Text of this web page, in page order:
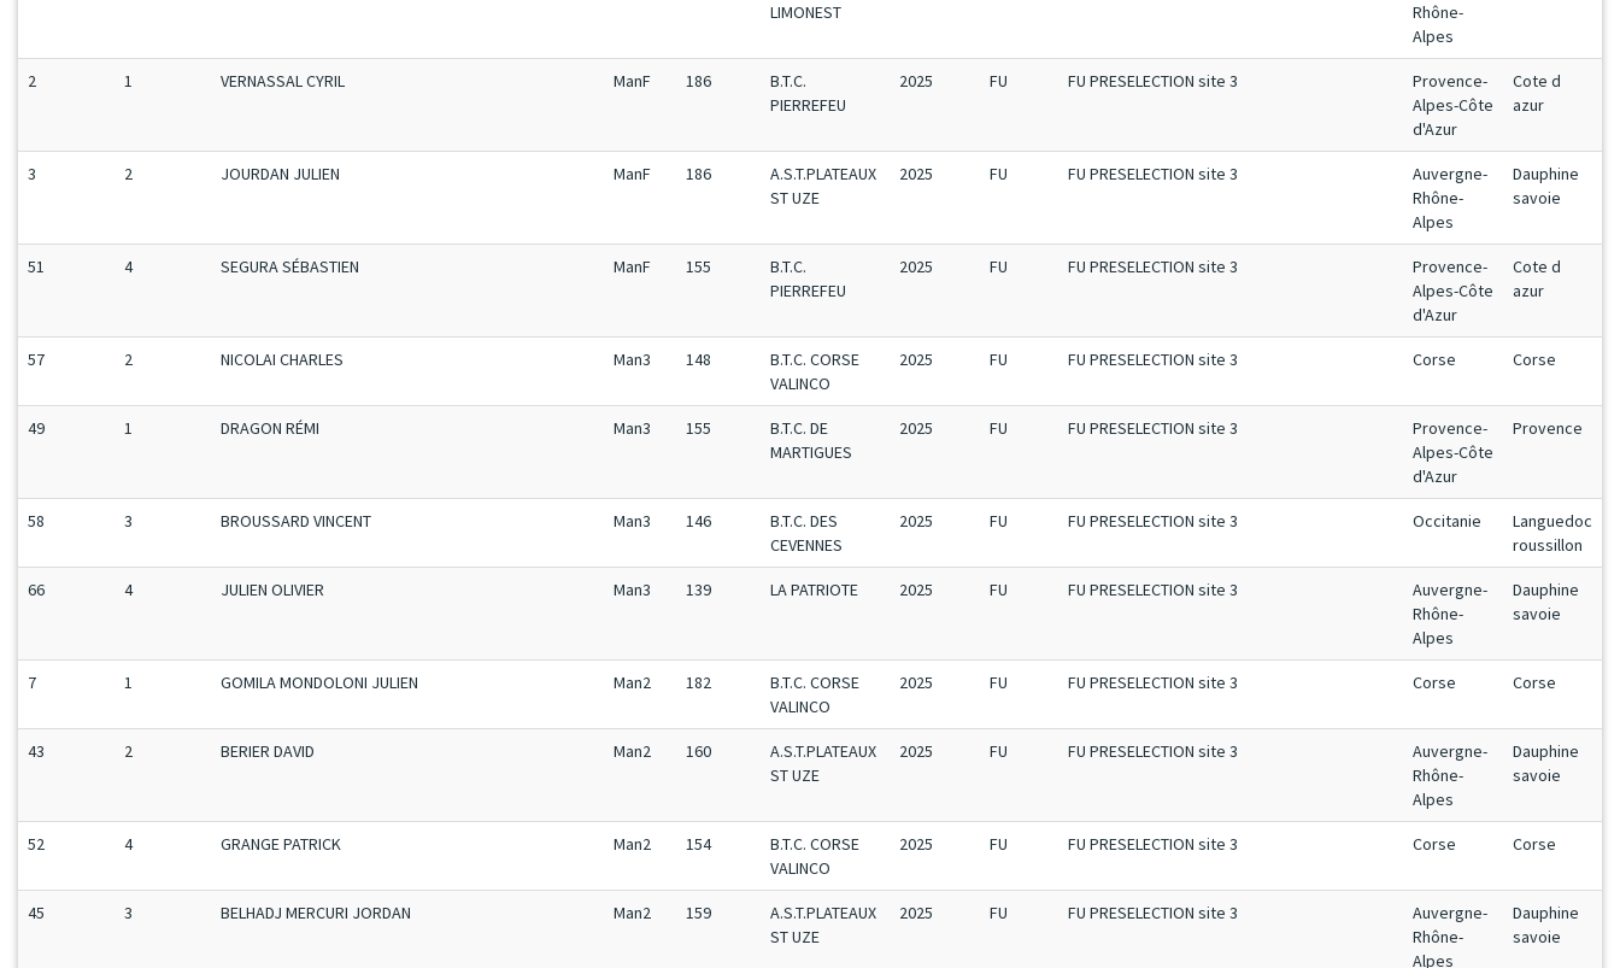
LIMONEST
Rhône-
Alpes
2 1 VERNASSAL CYRIL ManF 186
B.T.C.
PIERREFEU
2025 FU FU PRESELECTION site 3
Provence-
Alpes-Côte
d'Azur
Cote d
azur
3 2 JOURDAN JULIEN ManF 186
A.S.T.PLATEAUX
ST UZE
2025 FU FU PRESELECTION site 3
Auvergne-
Rhône-
Alpes
Dauphine
savoie
51 4 SEGURA SÉBASTIEN ManF 155
B.T.C.
PIERREFEU
2025 FU FU PRESELECTION site 3
Provence-
Alpes-Côte
d'Azur
Cote d
azur
57 2 NICOLAI CHARLES Man3 148
B.T.C. CORSE
VALINCO
2025 FU FU PRESELECTION site 3 Corse Corse
49 1 DRAGON RÉMI Man3 155
B.T.C. DE
MARTIGUES
2025 FU FU PRESELECTION site 3
Provence-
Alpes-Côte
d'Azur
Provence
58 3 BROUSSARD VINCENT Man3 146
B.T.C. DES
CEVENNES
2025 FU FU PRESELECTION site 3 Occitanie
Languedoc
roussillon
66 4 JULIEN OLIVIER Man3 139 LA PATRIOTE 2025 FU FU PRESELECTION site 3
Auvergne-
Rhône-
Alpes
Dauphine
savoie
7 1 GOMILA MONDOLONI JULIEN Man2 182
B.T.C. CORSE
VALINCO
2025 FU FU PRESELECTION site 3 Corse Corse
43 2 BERIER DAVID Man2 160
A.S.T.PLATEAUX
ST UZE
2025 FU FU PRESELECTION site 3
Auvergne-
Rhône-
Alpes
Dauphine
savoie
52 4 GRANGE PATRICK Man2 154
B.T.C. CORSE
VALINCO
2025 FU FU PRESELECTION site 3 Corse Corse
45 3 BELHADJ MERCURI JORDAN Man2 159
A.S.T.PLATEAUX
ST UZE
2025 FU FU PRESELECTION site 3
Auvergne-
Rhône-
Alpes
Dauphine
savoie